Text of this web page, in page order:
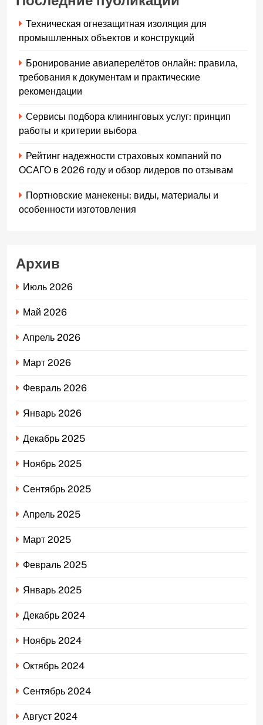
Техническая огнезащитная изоляция для
промышленных объектов и конструкций
Бронирование авиаперелётов онлайн: правила,
требования к документам и практические
рекомендации
Сервисы подбора клининговых услуг: принцип
работы и критерии выбора
Рейтинг надежности страховых компаний по
ОСАГО в 2026 году и обзор лидеров по отзывам
Портновские манекены: виды, материалы и
особенности изготовления
Архив
Июль 2026
Май 2026
Апрель 2026
Март 2026
Февраль 2026
Январь 2026
Декабрь 2025
Ноябрь 2025
Сентябрь 2025
Апрель 2025
Март 2025
Февраль 2025
Январь 2025
Декабрь 2024
Ноябрь 2024
Октябрь 2024
Сентябрь 2024
Август 2024